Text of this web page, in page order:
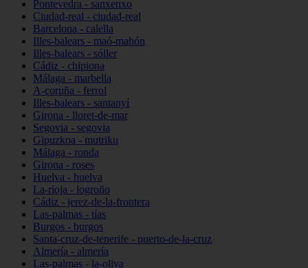
Pontevedra - sanxenxo
Ciudad-real - ciudad-real
Barcelona - calella
Illes-balears - maó-mahón
Illes-balears - sóller
Cádiz - chipiona
Málaga - marbella
A-coruña - ferrol
Illes-balears - santanyí
Girona - lloret-de-mar
Segovia - segovia
Gipuzkoa - mutriku
Málaga - ronda
Girona - roses
Huelva - huelva
La-rioja - logroño
Cádiz - jerez-de-la-frontera
Las-palmas - tías
Burgos - burgos
Santa-cruz-de-tenerife - puerto-de-la-cruz
Almería - almería
Las-palmas - la-oliva